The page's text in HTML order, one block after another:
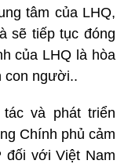
tâm của LHQ,
sẽ tiếp tục đóng
của LHQ là hòa
con người..
và phát triển
Chính phủ cảm
đối với Việt Nam